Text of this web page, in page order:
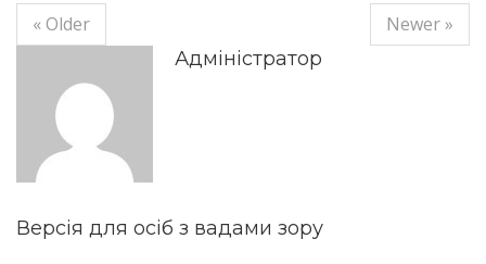
« Older
Newer »
Адміністратор
Версія для осіб з вадами зору